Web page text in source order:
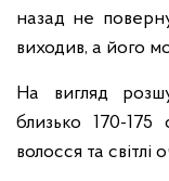
назад не
виходив, а його
На вигляд
близько 170-
волосся та світлі